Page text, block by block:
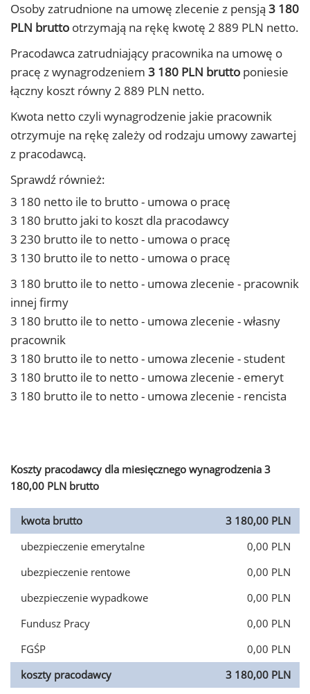
Osoby zatrudnione na umowę zlecenie z pensją 3 180
PLN brutto otrzymają na rękę kwotę 2 889 PLN netto.
Pracodawca zatrudniający pracownika na umowę o
pracę z wynagrodzeniem 3 180 PLN brutto poniesie
łączny koszt równy 2 889 PLN netto.
Kwota netto czyli wynagrodzenie jakie pracownik
otrzymuje na rękę zależy od rodzaju umowy zawartej
z pracodawcą.
Sprawdź również:
3 180 netto ile to brutto - umowa o pracę
3 180 brutto jaki to koszt dla pracodawcy
3 230 brutto ile to netto - umowa o pracę
3 130 brutto ile to netto - umowa o pracę
3 180 brutto ile to netto - umowa zlecenie - pracownik
innej firmy
3 180 brutto ile to netto - umowa zlecenie - własny
pracownik
3 180 brutto ile to netto - umowa zlecenie - student
3 180 brutto ile to netto - umowa zlecenie - emeryt
3 180 brutto ile to netto - umowa zlecenie - rencista
Koszty pracodawcy dla miesięcznego wynagrodzenia 3
180,00 PLN brutto
kwota brutto
3 180,00 PLN
ubezpieczenie emerytalne
0,00 PLN
ubezpieczenie rentowe
0,00 PLN
ubezpieczenie wypadkowe
0,00 PLN
Fundusz Pracy
0,00 PLN
FGŚP
0,00 PLN
koszty pracodawcy
3 180,00 PLN